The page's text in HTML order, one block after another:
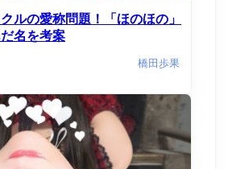
ルの愛称問題！「ほのほの」
名を考案
橋田歩果